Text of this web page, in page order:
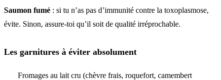
Saumon fumé : si tu n’as pas d’immunité contre la toxoplasmose,
évite. Sinon, assure-toi qu’il soit de qualité irréprochable.
Les garnitures à éviter absolument
Fromages au lait cru (chèvre frais, roquefort, camembert